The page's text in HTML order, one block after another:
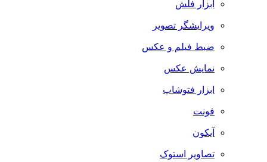
ابزار فلش
ویرایشگر تصویر
ضبط فيلم و عكس
نمایش عکس
ابزار فتوشاپ
فونت
آیکون
تصاویر استوک